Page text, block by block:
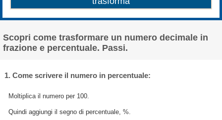
Scopri come trasformare un numero decimale in
frazione e percentuale. Passi.
1. Come scrivere il numero in percentuale:
Moltiplica il numero per 100.
Quindi aggiungi il segno di percentuale, %.